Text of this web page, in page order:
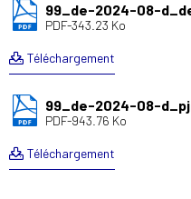
99_de-2024-08-
PDF-343.23 Ko
Téléchargement
99_de-2024-08-
PDF-943.76 Ko
Téléchargement